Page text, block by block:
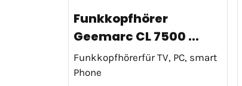
Funkkopfhörer
Geemarc CL 7500 ...
Funkkopfhörerfür TV, PC, smart
Phone